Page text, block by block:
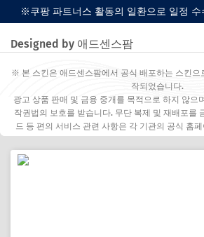
※쿠팡 파트너스 활동의 일환으로 일정 수
Designed by 애드센스팜
※ 본 스킨은 애드센스팜에서 공식 배포하는 스킨으
작되었습니다.
광고 상품 판매 및 금융 중개를 목적으로 하지 않으
작권법의 보호를 받습니다. 무단 복제 및 재배포를
드 등 편의 서비스 관련 사항은 각 기관의 공식 홈